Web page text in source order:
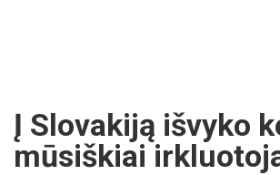
Į Slovakiją išvyko
mūsiškiai